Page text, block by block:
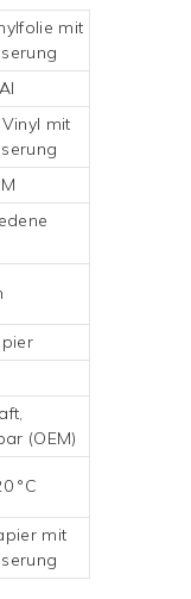
mit
Vinyl mit
(OEM)
°C
mit